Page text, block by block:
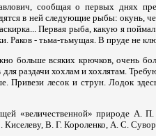
сообщая о первых днях
в ней следующие рыбы: окунь,
Первая рыба, какую я
Раков - тьма-тьмущая. В пруде не
больше всяких крючков, очень
раздачи хохлам и хохлятам.
Привези лесок и струн. Лодок
«величественной» природе А.
В. Г. Короленко, А. С.